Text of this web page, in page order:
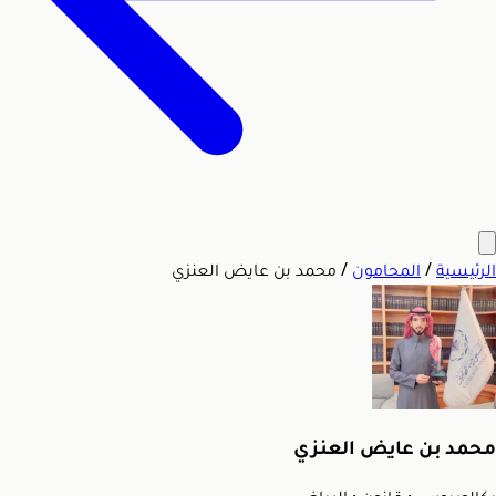
الرئيسية / المحامون / محمد بن عايض العنزي
محمد بن عايض العنزي